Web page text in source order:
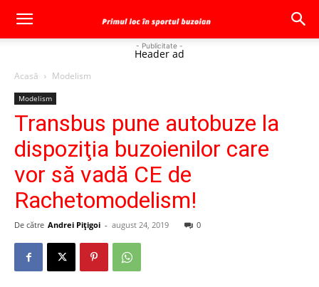
- Publicitate -
Header ad
Acasă Modelism
Modelism
Transbus pune autobuze la
dispoziţia buzoienilor care
vor să vadă CE de
Rachetomodelism!
De către Andrei Pițigoi - august 24, 2019 0